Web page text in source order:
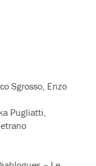
Sgrosso, Enzo
Pugliatti,